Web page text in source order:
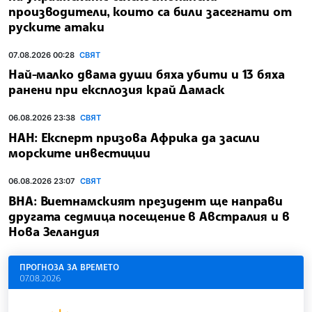
производители, които са били засегнати от
руските атаки
07.08.2026 00:28 СВЯТ
Най-малко двама души бяха убити и 13 бяха
ранени при експлозия край Дамаск
06.08.2026 23:38 СВЯТ
НАН: Експерт призова Африка да засили
морските инвестиции
06.08.2026 23:07 СВЯТ
ВНА: Виетнамският президент ще направи
другата седмица посещение в Австралия и в
Нова Зеландия
ПРОГНОЗА ЗА ВРЕМЕТО
07.08.2026